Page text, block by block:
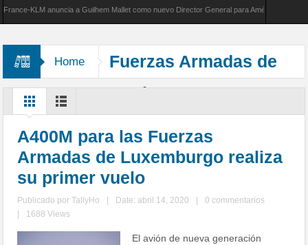
KLM anuncia a Guilhem Mallet como nuevo Director General para América Latina
Home
Fuerzas Armadas de
Luxemburgo y Bélgica
A400M para las Fuerzas
Armadas de Luxemburgo realiza
su primer vuelo
Publicado porTallyHo Date: abril 14, 2020
0 commentarios
1688 Views
El avión de nueva generación